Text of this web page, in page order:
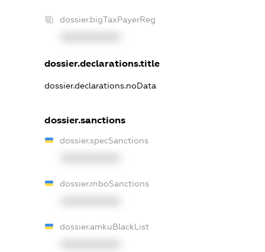
dossier.bigTaxPayerReg
dossier.declarations.title
dossier.declarations.noData
dossier.sanctions
dossier.specSanctions
dossier.rnboSanctions
dossier.amkuBlackList